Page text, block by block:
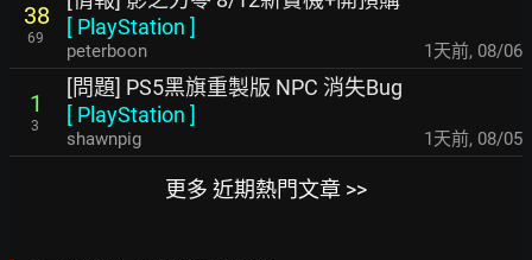
38
69
[ PlayStation ]
peterboon 1天前, 08/06
1
3
[問題] PS5黑旗重製版 NPC 消失Bug
[ PlayStation ]
shawnpig 1天前, 08/05
更多 近期熱門文章 >>